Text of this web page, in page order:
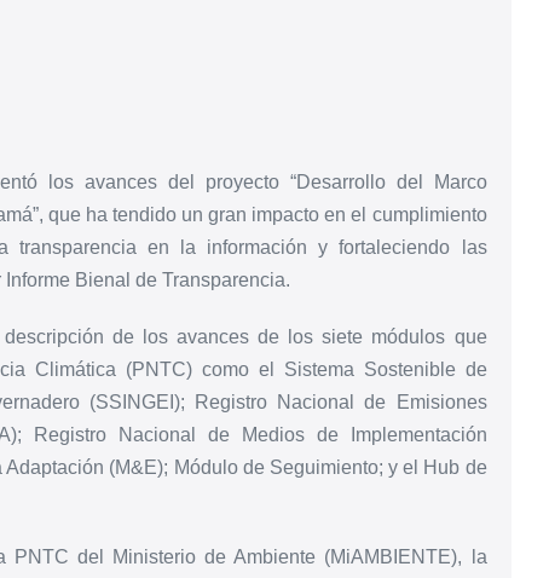
los avances del proyecto “Desarrollo del Marco
que ha tendido un gran impacto en el cumplimiento
transparencia en la información y fortaleciendo las
Bienal de Transparencia.
de los avances de los siete módulos que
Climática (PNTC) como el Sistema Sostenible de
(SSINGEI); Registro Nacional de Emisiones
Registro Nacional de Medios de Implementación
(M&E); Módulo de Seguimiento; y el Hub de
del Ministerio de Ambiente (MiAMBIENTE), la